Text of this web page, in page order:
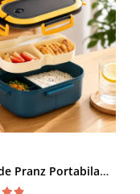
Cutie de Pranz Portabila cu Compartimente